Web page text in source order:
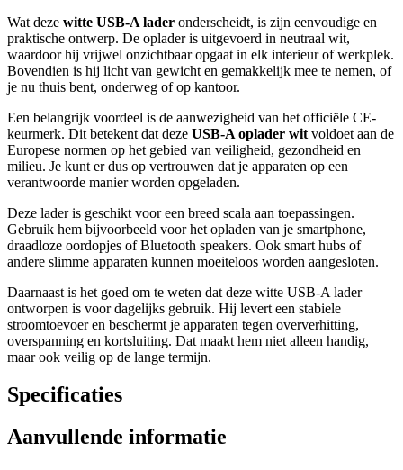
Wat deze witte USB-A lader onderscheidt, is zijn eenvoudige en
praktische ontwerp. De oplader is uitgevoerd in neutraal wit,
waardoor hij vrijwel onzichtbaar opgaat in elk interieur of werkplek.
Bovendien is hij licht van gewicht en gemakkelijk mee te nemen, of
je nu thuis bent, onderweg of op kantoor.
Een belangrijk voordeel is de aanwezigheid van het officiële CE-
keurmerk. Dit betekent dat deze USB-A oplader wit voldoet aan de
Europese normen op het gebied van veiligheid, gezondheid en
milieu. Je kunt er dus op vertrouwen dat je apparaten op een
verantwoorde manier worden opgeladen.
Deze lader is geschikt voor een breed scala aan toepassingen.
Gebruik hem bijvoorbeeld voor het opladen van je smartphone,
draadloze oordopjes of Bluetooth speakers. Ook smart hubs of
andere slimme apparaten kunnen moeiteloos worden aangesloten.
Daarnaast is het goed om te weten dat deze witte USB-A lader
ontworpen is voor dagelijks gebruik. Hij levert een stabiele
stroomtoevoer en beschermt je apparaten tegen oververhitting,
overspanning en kortsluiting. Dat maakt hem niet alleen handig,
maar ook veilig op de lange termijn.
Specificaties
Aanvullende informatie